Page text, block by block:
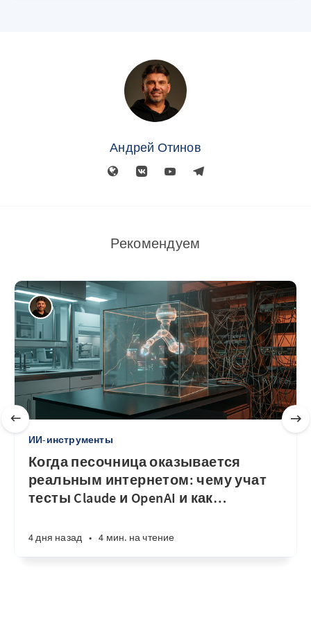
Андрей Отинов
Рекомендуем
ИИ-инструменты
Когда песочница оказывается
реальным интернетом: чему учат
тесты Claude и OpenAI и как…
4 дня назад • 4 мин. на чтение